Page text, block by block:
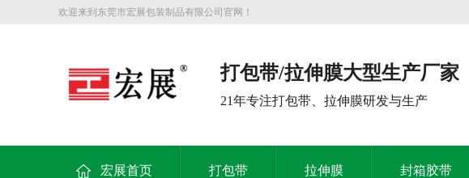
欢迎来到东莞市宏展包装制品有限公司官网！
打包带/拉伸膜大型生产厂家
21年专注打包带、拉伸膜研发与生产
宏展首页 打包带 拉伸膜 封箱胶带